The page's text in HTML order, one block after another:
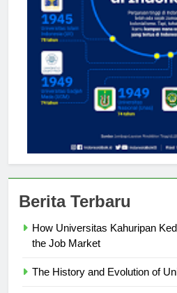
Berita Terbaru
How Universitas Kahuripan
the Job Market
The History and Evolution of